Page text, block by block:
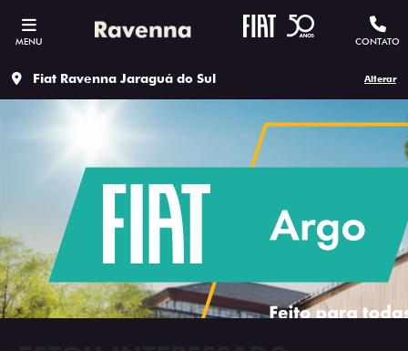
MENU CONTATO
Fiat Ravenna Jaraguá do Sul Alterar